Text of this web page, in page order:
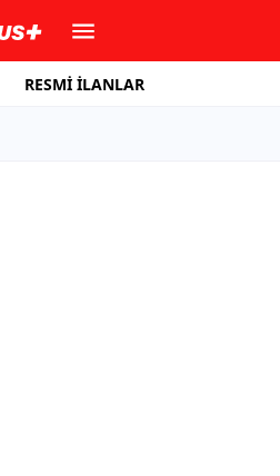
RESMİ İLANLAR